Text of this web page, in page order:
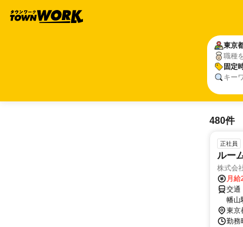
東京
職種
固定
キー
480件
正社員
ルー
株式会
月給
交通
幡山
東京
勤務